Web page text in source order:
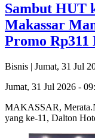
Sambut HUT
Makassar
Promo Rp311
Bisnis | Jumat, 31 Jul
Jumat, 31 Jul 2026 -
MAKASSAR,
yang ke-11, Dalton